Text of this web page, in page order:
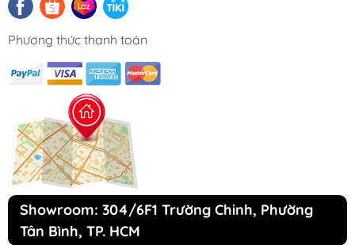
Phương thức thanh toán
Showroom: 304/6F1 Trường Chinh, Phường
Tân Bình, TP. HCM